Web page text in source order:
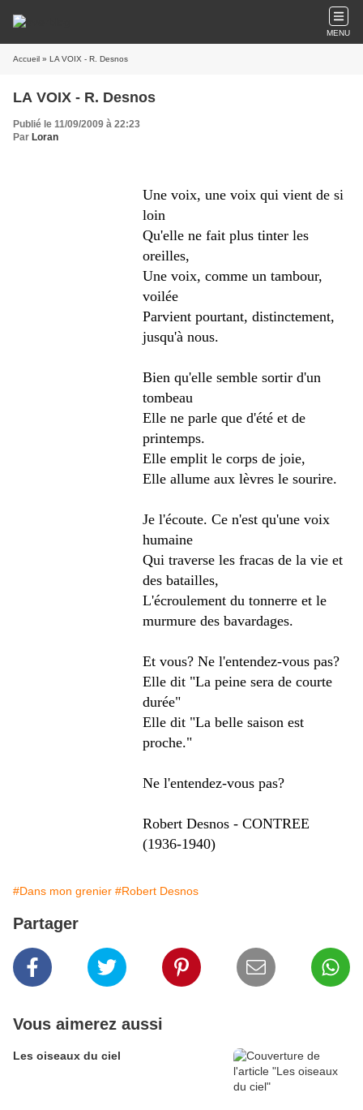
MENU
Accueil » LA VOIX - R. Desnos
LA VOIX - R. Desnos
Publié le 11/09/2009 à 22:23
Par Loran
Une voix, une voix qui vient de si
loin
Qu'elle ne fait plus tinter les
oreilles,
Une voix, comme un tambour,
voilée
Parvient pourtant, distinctement,
jusqu'à nous.
Bien qu'elle semble sortir d'un
tombeau
Elle ne parle que d'été et de
printemps.
Elle emplit le corps de joie,
Elle allume aux lèvres le sourire.
Je l'écoute. Ce n'est qu'une voix
humaine
Qui traverse les fracas de la vie et
des batailles,
L'écroulement du tonnerre et le
murmure des bavardages.
Et vous? Ne l'entendez-vous pas?
Elle dit "La peine sera de courte
durée"
Elle dit "La belle saison est
proche."
Ne l'entendez-vous pas?
Robert Desnos - CONTREE
(1936-1940)
#Dans mon grenier #Robert Desnos
Partager
Vous aimerez aussi
Les oiseaux du ciel